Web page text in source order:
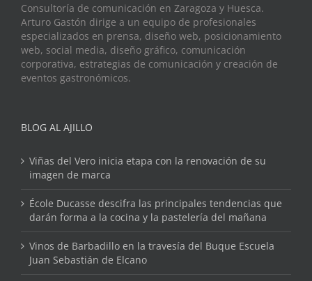
Consultoría de comunicación en Zaragoza y Huesca.
Arturo Gastón dirige a un equipo de profesionales
especializados en prensa, diseño web, posicionamiento
web, social media, diseño gráfico, comunicación
corporativa, estrategias de comunicación y creación de
eventos gastronómicos.
BLOG AL AJILLO
Viñas del Vero inicia etapa con la renovación de su
imagen de marca
École Ducasse descifra las principales tendencias que
darán forma a la cocina y la pastelería del mañana
Vinos de Barbadillo en la travesía del Buque Escuela
Juan Sebastián de Elcano